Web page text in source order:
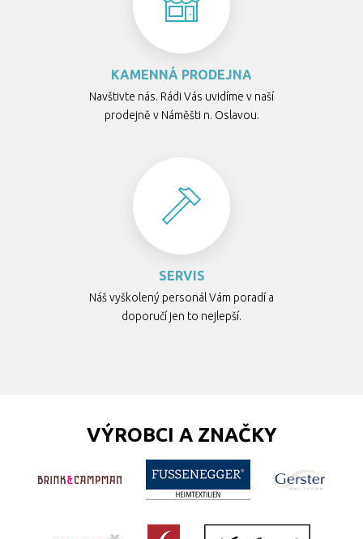
KAMENNÁ PRODEJNA
Navštivte nás. Rádi Vás uvidíme v naší
prodejně v Náměšti n. Oslavou.
SERVIS
Náš vyškolený personál Vám poradí a
doporučí jen to nejlepší.
VÝROBCI A ZNAČKY